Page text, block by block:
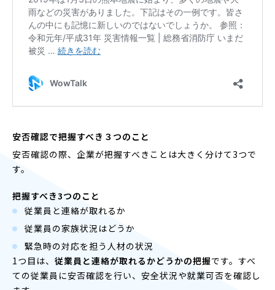
安否確認で把握すべき３つのこと
安否確認の際、企業が把握すべきことは大きく分けて3つで
す。
把握すべき3つのこと
従業員と連絡が取れるか
従業員の家族状況はどうか
緊急時の対応を担う人材の状況
1つ目は、 従業員と連絡が取れるかどうかの把握です。すべ
ての従業員に安否確認を行い、安全状況や就業可否を確認し